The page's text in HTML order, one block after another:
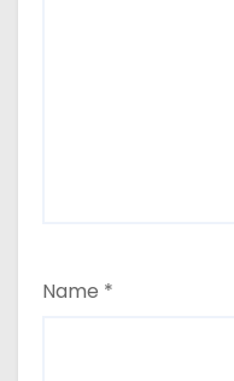
Name *